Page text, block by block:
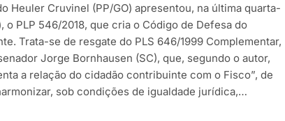
Heuler Cruvinel (PP/GO) apresentou, na última quarta-
o PLP 546/2018, que cria o Código de Defesa do
Trata-se de resgate do PLS 646/1999 Complementar,
Jorge Bornhausen (SC), que, segundo o autor,
a relação do cidadão contribuinte com o Fisco”, de
sob condições de igualdade jurídica,…